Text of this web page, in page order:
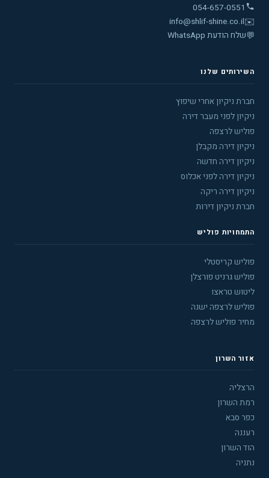
054-657-0551
✉️
info@shlif-shine.co.il
💬שלח הודעת WhatsApp
השירותים שלנו
חברת ניקיון אחרי שיפוץ
ניקיון לפני מעבר דירה
פוליש לרצפה
ניקיון דירה מקבלן
ניקיון דירה חדשה
ניקיון דירה לפני אכלוס
ניקיון דירה ריקה
חברת ניקיון דירות
התמחויות פוליש
פוליש קריסטלי
פוליש גרניט פורצלן
ליטוש טראצו
פוליש לרצפה ישנה
מחיר פוליש לרצפה
אזור השרון
הרצליה
רמת השרון
כפר סבא
רעננה
הוד השרון
נתניה